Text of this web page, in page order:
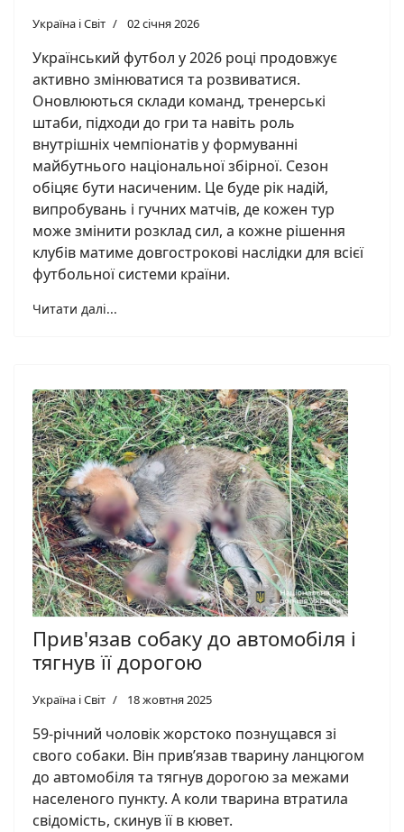
Україна і Світ 02 січня 2026
Український футбол у 2026 році продовжує
активно змінюватися та розвиватися.
Оновлюються склади команд, тренерські
штаби, підходи до гри та навіть роль
внутрішніх чемпіонатів у формуванні
майбутнього національної збірної. Сезон
обіцяє бути насиченим. Це буде рік надій,
випробувань і гучних матчів, де кожен тур
може змінити розклад сил, а кожне рішення
клубів матиме довгострокові наслідки для всієї
футбольної системи країни.
Читати далі...
Прив'язав собаку до автомобіля і
тягнув її дорогою
Україна і Світ 18 жовтня 2025
59-річний чоловік жорстоко познущався зі
свого собаки. Він прив’язав тварину ланцюгом
до автомобіля та тягнув дорогою за межами
населеного пункту. А коли тварина втратила
свідомість, скинув її в кювет.